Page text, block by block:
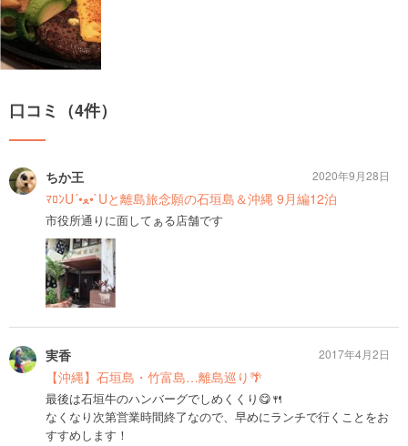
口コミ（4件）
ちか王
ﾏﾛﾝU´•ﻌ•`Uと離島旅念願の石垣島＆沖縄 9月編12泊
市役所通りに面してぁる店舗です
2020年9月28日
実香
【沖縄】石垣島・竹富島…離島巡り🌴
最後は石垣牛のハンバーグでしめくくり😋🍴
なくなり次第営業時間終了なので、早めにランチで行くことをお
すすめします！
2017年4月2日